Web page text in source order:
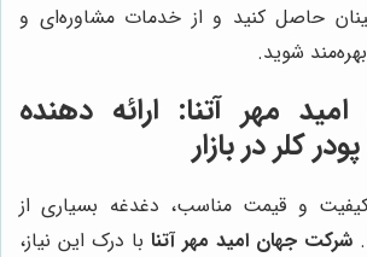
حاصل کنید و از خدمات مشاوره‌ای و
شوید.
مهر آتنا: ارائه دهنده
کلر در بازار
کیفیت و قیمت مناسب، دغدغه بسیاری از
شرکت جهان امید مهر آتنا با درک این نیاز،